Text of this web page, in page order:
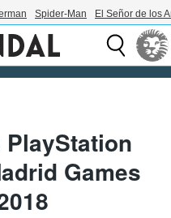
Spider-Man El Señor de los
Games